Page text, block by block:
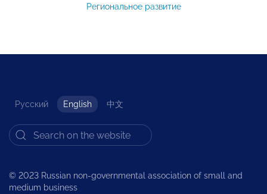
Региональное развитие
Русский English 中文
© 2023 Russian non-governmental association of small and
medium business